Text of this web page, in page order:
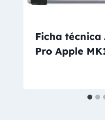
Ficha técnica
Pro Apple